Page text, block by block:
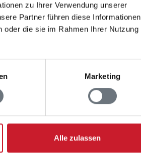
zu Ihrer Verwendung unserer
Partner führen diese Informationen
oder die sie im Rahmen Ihrer Nutzung
Marketing
Alle zulassen
Grill